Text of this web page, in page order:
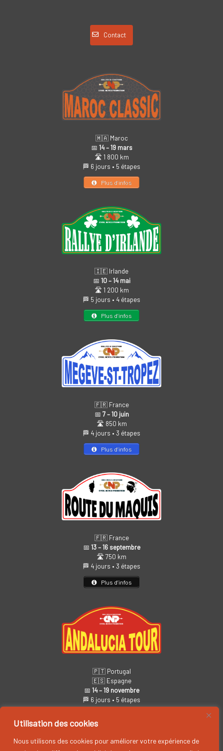
Utilisation des cookies
Nous utilisons des cookies pour améliorer votre expérience de
Contact
🇲🇦 Maroc
📅 14 – 19 mars
🛣️ 1 800 km
🏁 6 jours • 5 étapes
Plus d’infos
🇮🇪 Irlande
📅 10 – 14 mai
🛣️ 1 200 km
🏁 5 jours • 4 étapes
Plus d’infos
🇫🇷 France
📅 7 – 10 juin
🛣️ 850 km
🏁 4 jours • 3 étapes
Plus d’infos
🇫🇷 France
📅 13 – 16 septembre
🛣️ 750 km
🏁 4 jours • 3 étapes
Plus d’infos
🇵🇹 Portugal
🇪🇸 Espagne
📅 14 – 19 novembre
🏁 6 jours • 5 étapes